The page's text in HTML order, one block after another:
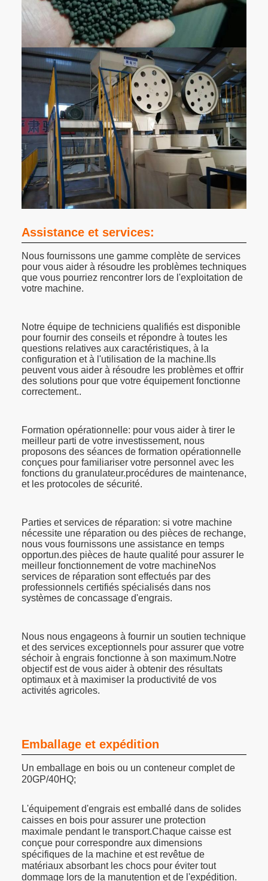
Assistance et services:
Nous fournissons une gamme complète de services
pour vous aider à résoudre les problèmes techniques
que vous pourriez rencontrer lors de l'exploitation de
votre machine.
Notre équipe de techniciens qualifiés est disponible
pour fournir des conseils et répondre à toutes les
questions relatives aux caractéristiques, à la
configuration et à l'utilisation de la machine.Ils
peuvent vous aider à résoudre les problèmes et offrir
des solutions pour que votre équipement fonctionne
correctement..
Formation opérationnelle: pour vous aider à tirer le
meilleur parti de votre investissement, nous
proposons des séances de formation opérationnelle
conçues pour familiariser votre personnel avec les
fonctions du granulateur.procédures de maintenance,
et les protocoles de sécurité.
Parties et services de réparation: si votre machine
nécessite une réparation ou des pièces de rechange,
nous vous fournissons une assistance en temps
opportun.des pièces de haute qualité pour assurer le
meilleur fonctionnement de votre machineNos
services de réparation sont effectués par des
professionnels certifiés spécialisés dans nos
systèmes de concassage d'engrais.
Nous nous engageons à fournir un soutien technique
et des services exceptionnels pour assurer que votre
séchoir à engrais fonctionne à son maximum.Notre
objectif est de vous aider à obtenir des résultats
optimaux et à maximiser la productivité de vos
activités agricoles.
Emballage et expédition
Un emballage en bois ou un conteneur complet de
20GP/40HQ;
L'équipement d'engrais est emballé dans de solides
caisses en bois pour assurer une protection
maximale pendant le transport.Chaque caisse est
conçue pour correspondre aux dimensions
spécifiques de la machine et est revêtue de
matériaux absorbant les chocs pour éviter tout
dommage lors de la manutention et de l'expédition.